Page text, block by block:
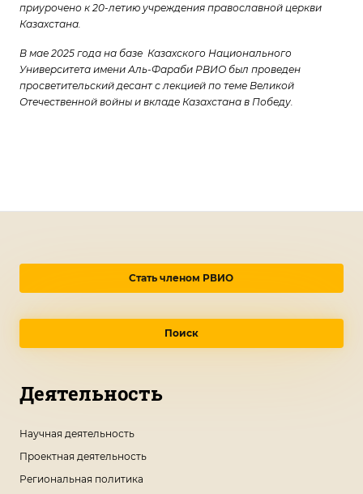
приурочено к 20-летию учреждения православной церкви
Казахстана.
В мае 2025 года на базе Казахского Национального
Университета имени Аль-Фараби РВИО был проведен
просветительский десант с лекцией по теме Великой
Отечественной войны и вкладе Казахстана в Победу.
Стать членом РВИО
Поиск
Деятельность
Научная деятельность
Проектная деятельность
Региональная политика